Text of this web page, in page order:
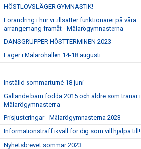
HÖSTLOVSLÄGER GYMNASTIK!
Förändring i hur vi tillsätter funktionärer på våra
arrangemang framåt - Mälarögymnasterna
DANSGRUPPER HÖSTTERMINEN 2023
Läger i Mälaröhallen 14-18 augusti
Inställd sommarturné 18 juni
Gällande barn födda 2015 och äldre som tränar i
Mälarögymnasterna
Prisjusteringar - Mälarögymnasterna 2023
Informationsträff ikväll för dig som vill hjälpa till!
Nyhetsbrevet sommar 2023